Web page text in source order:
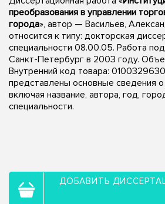
преобразования в управлении
города», автор — Васильев,
относится к типу: докторская
специальности 08.00.05. Работа
Санкт-Петербург в 2003 году.
Внутренний код товара:
представлены основные сведения
включая название, автора, год,
специальности.
ДОБАВИТЬ